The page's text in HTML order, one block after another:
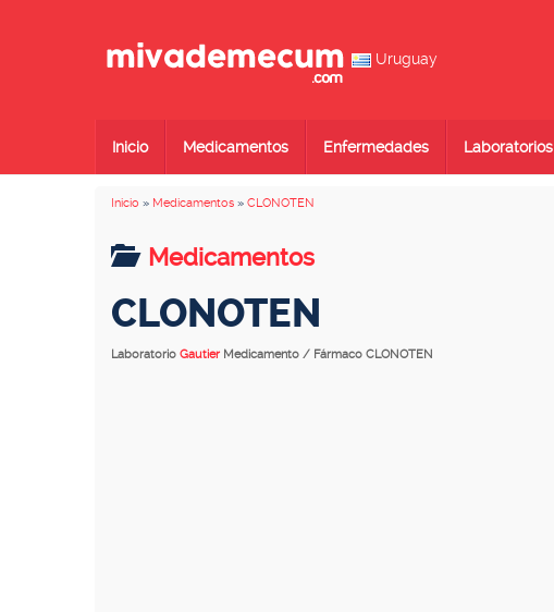
Uruguay
Inicio Medicamentos Enfermedades Laboratorios
Inicio » Medicamentos » CLONOTEN
Medicamentos
CLONOTEN
Laboratorio Gautier Medicamento / Fármaco CLONOTEN